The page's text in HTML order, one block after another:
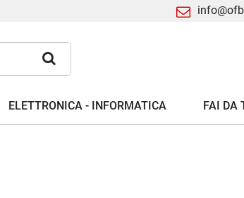
ELETTRONICA - INFORMATICA FAI DA